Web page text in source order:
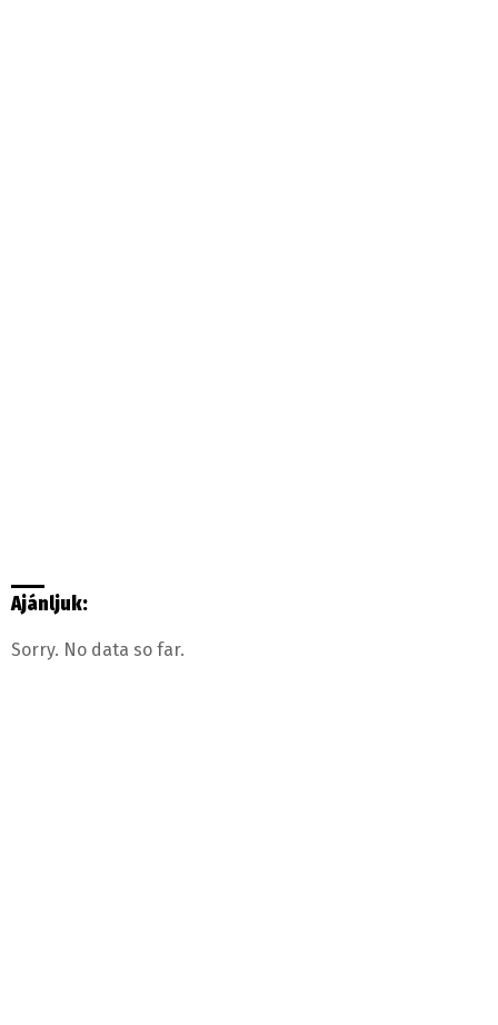
Ajánljuk:
Sorry. No data so far.